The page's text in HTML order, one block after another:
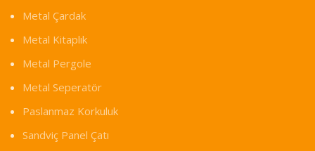
Metal Çardak
Metal Kitaplık
Metal Pergole
Metal Seperatör
Paslanmaz Korkuluk
Sandviç Panel Çatı